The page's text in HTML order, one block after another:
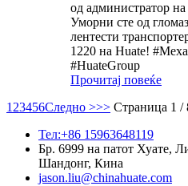
од администратор
Уморни сте од
лентести
1220 на Huate!
#HuateGroup
Прочитај повеќе
1 23456Следно >>> Страница 1 /
Тел:+86 15963648119
Бр. 6999 на патот Хуате,
Шандонг, Кина
jason.liu@chinahuate.com